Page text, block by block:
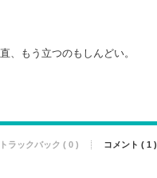
、もう立つのもしんどい。
トラックバック ( 0 ) コメント ( 1 )